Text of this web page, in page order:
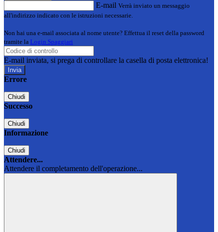
E-mail Verrà inviato un messaggio
all'indirizzo indicato con le istruzioni necessarie.
Non hai una e-mail associata al nome utente? Effettua il reset della password
tramite la Login Spaggiari
E-mail inviata, si prega di controllare la casella di posta elettronica!
Errore
Chiudi
Successo
Chiudi
Informazione
Chiudi
Attendere...
Attendere il completamento dell'operazione...